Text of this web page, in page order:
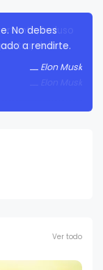
No debes
a rendirte.
Elon Musk
Ver todo